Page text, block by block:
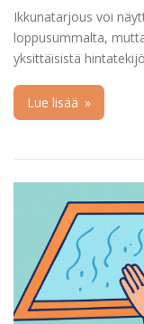
Ikkunatarjous voi
loppusummalta,
yksittäisistä
Lue lisää »